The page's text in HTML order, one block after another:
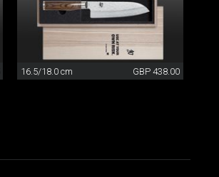
16.5/18.0 cm GBP 438.00